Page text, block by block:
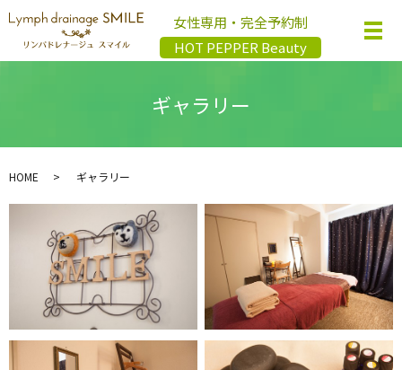
女性専用・完全予約制
HOT PEPPER Beauty
メ
ギャラリー
HOME ギャラリー